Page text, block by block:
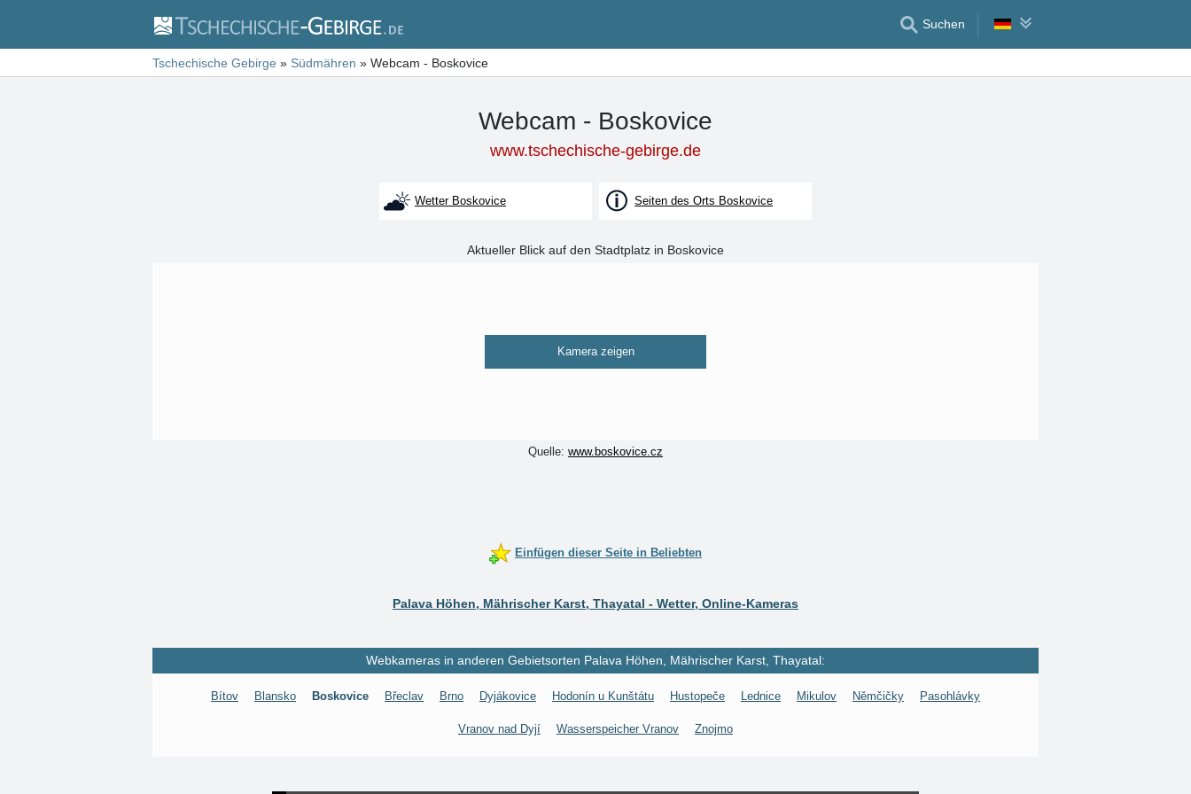
Suchen
Tschechische Gebirge » Südmähren » Webcam - Boskovice
Webcam - Boskovice
www.tschechische-gebirge.de
Wetter Boskovice Seiten des Orts Boskovice
Aktueller Blick auf den Stadtplatz in Boskovice
Kamera zeigen
Quelle: www.boskovice.cz
Einfügen dieser Seite in Beliebten
Palava Höhen, Mährischer Karst, Thayatal - Wetter, Online-Kameras
Webkameras in anderen Gebietsorten Palava Höhen, Mährischer Karst, Thayatal:
Bítov Blansko Boskovice Břeclav Brno Dyjákovice Hodonín u Kunštátu Hustopeče Lednice Mikulov Němčičky Pasohlávky
Vranov nad Dyjí Wasserspeicher Vranov Znojmo